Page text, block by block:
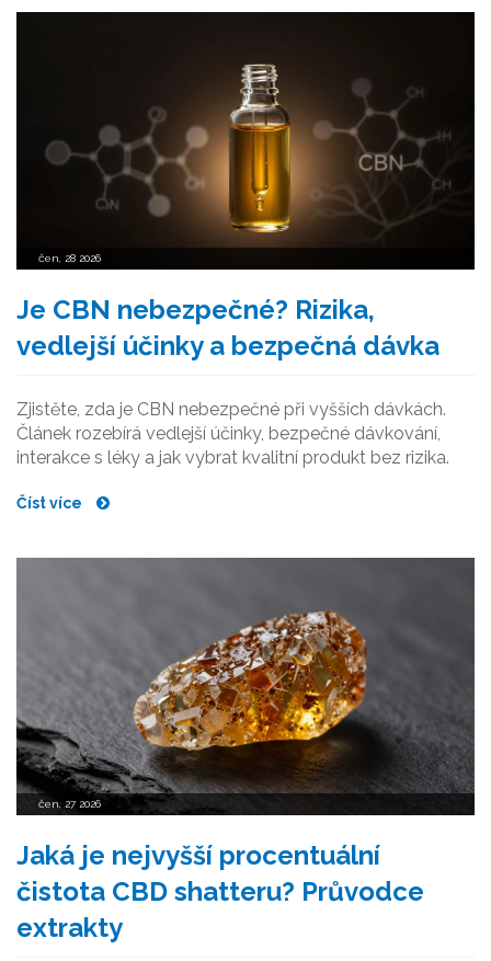
čen, 28 2026
Je CBN nebezpečné? Rizika,
vedlejší účinky a bezpečná dávka
Zjistěte, zda je CBN nebezpečné při vyšších dávkách.
Článek rozebírá vedlejší účinky, bezpečné dávkování,
interakce s léky a jak vybrat kvalitní produkt bez rizika.
Číst více
čen, 27 2026
Jaká je nejvyšší procentuální
čistota CBD shatteru? Průvodce
extrakty